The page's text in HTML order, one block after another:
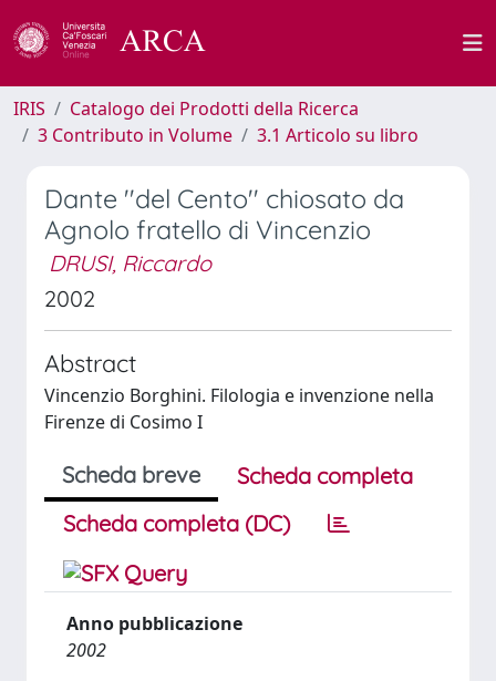
IRIS
Catalogo dei Prodotti della Ricerca
3 Contributo in Volume
3.1 Articolo su libro
Dante ''del Cento'' chiosato da
Agnolo fratello di Vincenzio
DRUSI, Riccardo
2002
Abstract
Vincenzio Borghini. Filologia e invenzione nella
Firenze di Cosimo I
Scheda breve
Scheda completa
Scheda completa (DC)
Anno pubblicazione
2002